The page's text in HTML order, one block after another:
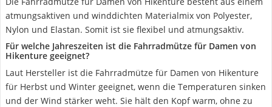
atmungsaktiven und winddichten Materialmix von Polyester,
Nylon und Elastan. Somit ist sie flexibel und atmungsaktiv.
Für welche Jahreszeiten ist die Fahrradmütze für Damen von
Hikenture geeignet?
Laut Hersteller ist die Fahrradmütze für Damen von Hikenture
für Herbst und Winter geeignet, wenn die Temperaturen sinken
und der Wind stärker weht. Sie hält den Kopf warm, ohne zu